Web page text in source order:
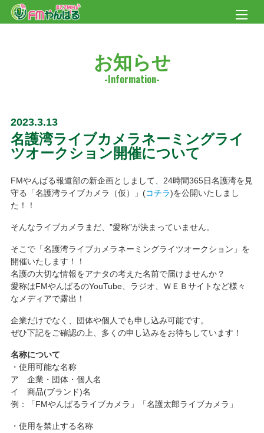
お知らせ
2023.3.13
名護湾ライブカメラネーミングライ
ツオークション開催について
FMやんばる報道部の新企画としまして、24時間365日名護湾を見
守る「名護湾ライブカメラ（仮）」(コチラ)を公開いたしまし
た！！
そんなライブカメラまだ、”愛称”が決まっていません。
そこで「名護湾ライブカメラネーミングライツオークション」を
開催いたします！！
名護の大切な情報をアナタの考えた名前で届けませんか？
愛称はFMやんばるのYouTube、ラジオ、ＷＥＢサイトなど様々
なメディアで露出！
企業だけでなく、団体や個人でも申し込み可能です。
ぜひ下記をご確認の上、多くの申し込みをお待ちしています！
名称について
・使用可能な名称
ア 企業・団体・個人名
イ 商品(ブランド)名
例：「FMやんばるライブカメラ」「名護太郎ライブカメラ」
・使用を禁止する名称